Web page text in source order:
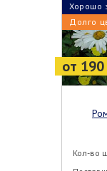
от
Долго
Хорошо
Ромашка Matricāria chamomīlla
Кол-во